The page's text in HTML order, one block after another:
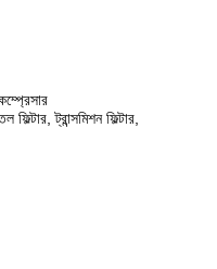
ট্রান্সমিশন ফিল্টার,